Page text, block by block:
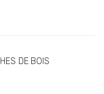
DE BOIS